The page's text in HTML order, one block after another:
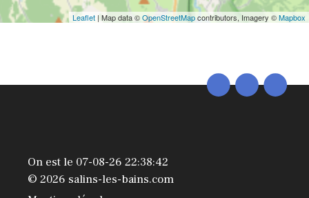
Leaflet | Map data ©OpenStreetMapcontributors, Imagery ©Mapbox
On est le 07-08-26 22:38:42
© 2026 salins-les-bains.com